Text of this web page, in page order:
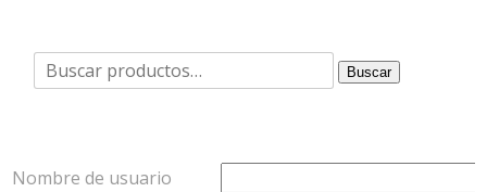
Buscar
por:
Buscar
Nombre de usuario